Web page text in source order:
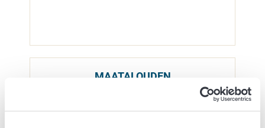
MAATALOUDEN
KÄYNNISTÄMINEN